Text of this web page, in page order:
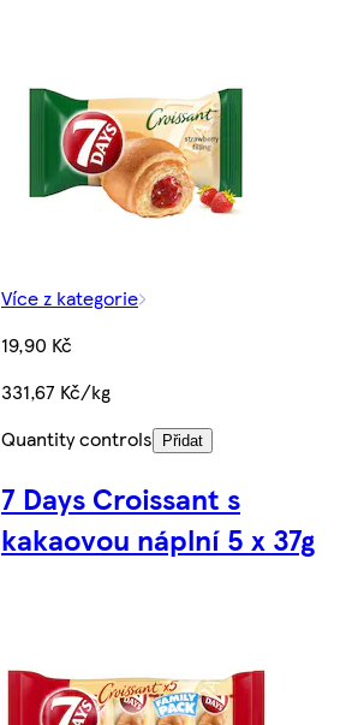
Více z kategorie
19,90 Kč
331,67 Kč/kg
Quantity controls
Přidat
7 Days Croissant s
kakaovou náplní 5 x 37g